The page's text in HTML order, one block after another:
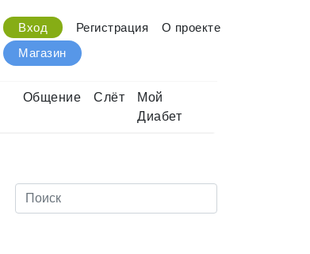
Вход Регистрация
О проекте
Магазин
Общение Слёт
Мой
Диабет